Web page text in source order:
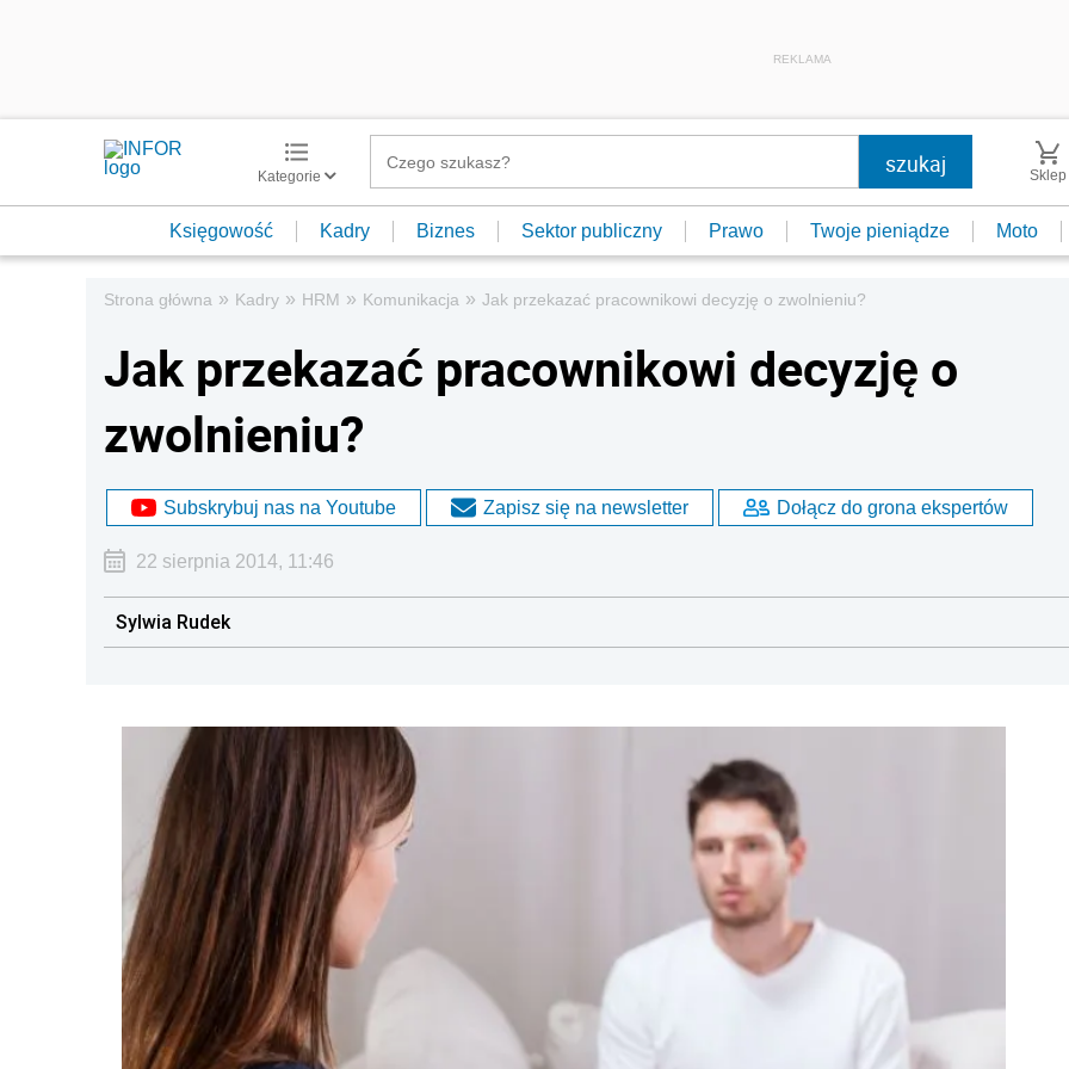
REKLAMA
Kategorie Sklep
Księgowość Kadry Biznes Sektor publiczny Prawo Twoje pieniądze Moto
Strona główna » Kadry » HRM » Komunikacja » Jak przekazać pracownikowi decyzję o zwolnieniu?
Jak przekazać pracownikowi decyzję o
zwolnieniu?
Subskrybuj nas na Youtube Zapisz się na newsletter Dołącz do grona ekspertów
22 sierpnia 2014, 11:46
Sylwia Rudek